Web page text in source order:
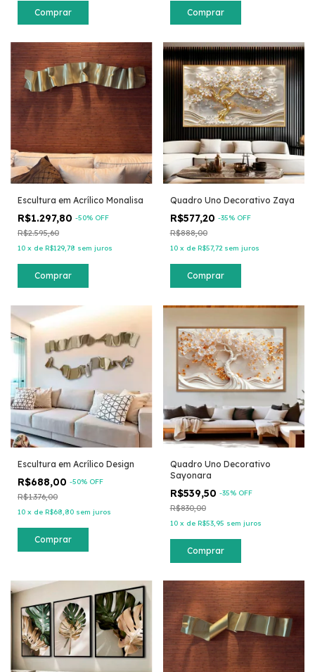
Comprar Comprar
Escultura em Acrílico Monalisa
R$1.297,80 -50% OFF
R$2.595,60
10 x de R$129,78 sem juros
Comprar
Quadro Uno Decorativo Zaya
R$577,20 -35% OFF
R$888,00
10 x de R$57,72 sem juros
Comprar
Escultura em Acrílico Design
R$688,00 -50% OFF
R$1.376,00
10 x de R$68,80 sem juros
Comprar
Quadro Uno Decorativo
Sayonara
R$539,50 -35% OFF
R$830,00
10 x de R$53,95 sem juros
Comprar